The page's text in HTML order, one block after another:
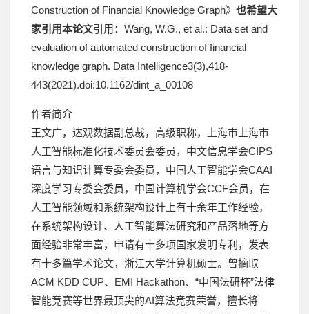
Construction of Financial Knowledge Graph》 也希望大
家引用本论文引用：Wang, W.G., et al.: Data set and
evaluation of automated construction of financial
knowledge graph. Data Intelligence3(3),418-
443(2021).doi:10.1162/dint_a_00108
作者简介
王文广，达观数据副总裁，高级职称，上海市上海市
人工智能标准化技术委员会委员，中文信息学会CIPS
语言与知识计算专委会委员，中国人工智能学会CAAI
深度学习专委会委员，中国计算机学会CCF会员，在
人工智能领域和系统架构设计上有十余年工作经验，
在系统架构设计、人工智能算法研究和产品落地等方
面经验非常丰富，申请有十多项国家发明专利，发表
有十多篇学术论文，浙江大学计算机硕士。曾摘取
ACM KDD CUP、EMI Hackathon、“中国法研杯”法律
智能竞赛等世界最顶尖的AI算法竞赛荣誉，擅长将